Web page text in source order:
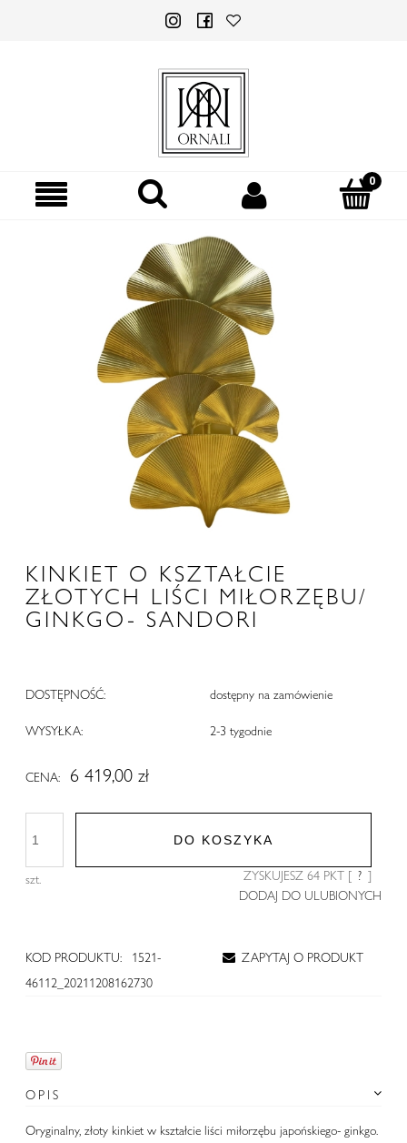
KINKIET O KSZTAŁCIE
ZŁOTYCH LIŚCI MIŁORZĘBU/
GINKGO- SANDORI
DOSTĘPNOŚĆ: dostępny na zamówienie
WYSYŁKA: 2-3 tygodnie
CENA: 6 419,00 zł
szt.
DO KOSZYKA
ZYSKUJESZ 64PKT [ ? ]
DODAJ DO ULUBIONYCH
KOD PRODUKTU:
1521-
46112_20211208162730
ZAPYTAJ O PRODUKT
OPIS
Oryginalny, złoty kinkiet w kształcie liści miłorzębu japońskiego- ginkgo.